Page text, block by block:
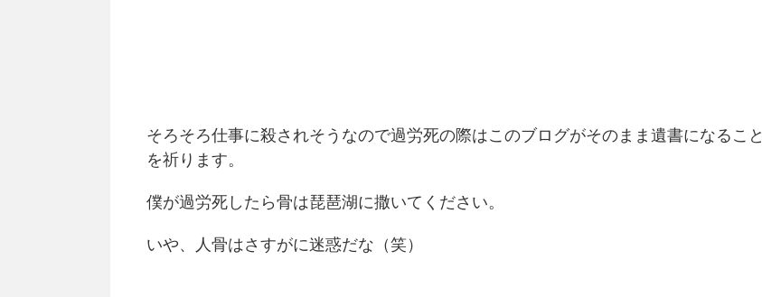
そろそろ仕事に殺されそうなので過労死の際はこのブログがそのまま遺書になること
を祈ります。
僕が過労死したら骨は琵琶湖に撒いてください。
いや、人骨はさすがに迷惑だな（笑）